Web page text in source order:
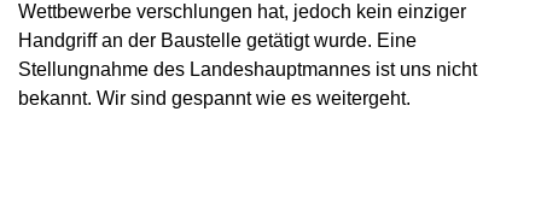
Wettbewerbe verschlungen hat, jedoch kein einziger
Handgriff an der Baustelle getätigt wurde. Eine
Stellungnahme des Landeshauptmannes ist uns nicht
bekannt. Wir sind gespannt wie es weitergeht.